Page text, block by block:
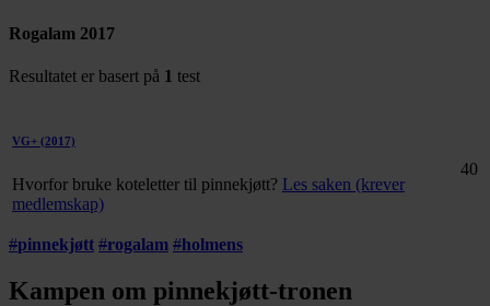
Rogalam 2017
Resultatet er basert på 1 test
VG+ (2017)
Hvorfor bruke koteletter til pinnekjøtt? Les saken (krever
medlemskap)
40
#pinnekjøtt #rogalam #holmens
Kampen om pinnekjøtt-tronen